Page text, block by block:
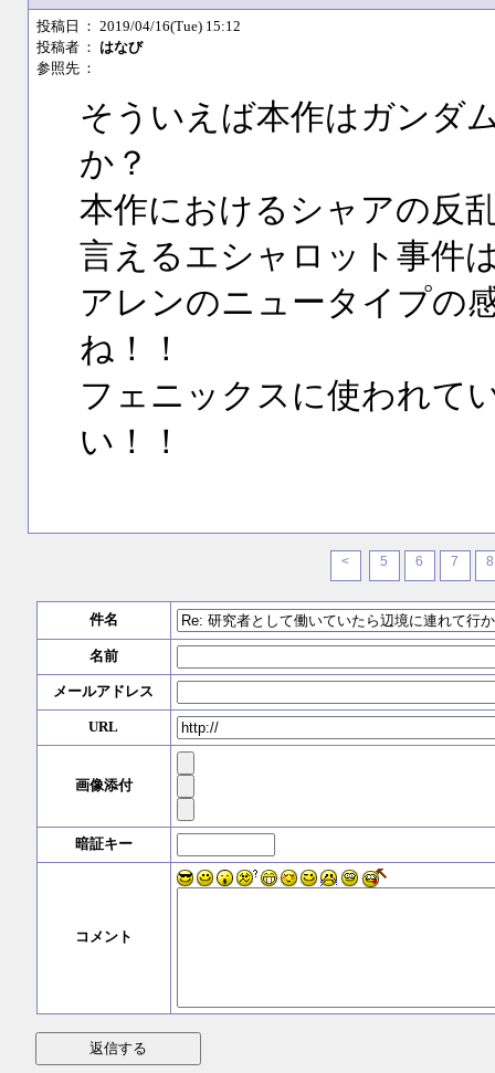
投稿日
： 2019/04/16(Tue) 15:12
投稿者 ： はなび
参照先 ：
そういえば本作はガンダ
か？
本作におけるシャアの反
言えるエシャロット事件
アレンのニュータイプの
ね！！
フェニックスに使われて
い！！
< 5 6 7 8
件名
名前
メールアドレス
URL
画像添付
暗証キー
コメント